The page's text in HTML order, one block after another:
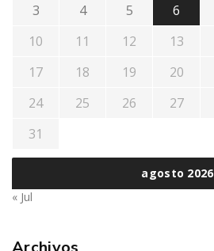
agosto 2026
3
4 5 6
10
11 12 13
17
18 19 20
24
25 26 27
31
« Jul